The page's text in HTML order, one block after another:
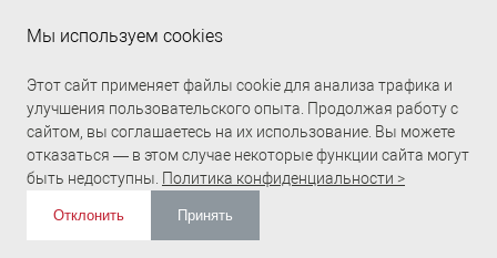
Прямая связь Profi Center
Мы используем cookies
Этот сайт применяет файлы cookie для анализа трафика и
улучшения пользовательского опыта. Продолжая работу с
сайтом, вы соглашаетесь на их использование. Вы можете
отказаться — в этом случае некоторые функции сайта могут
быть недоступны. Политика конфиденциальности >
Отклонить Принять